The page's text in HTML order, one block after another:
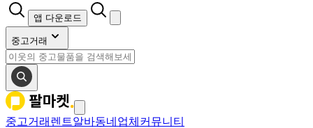
앱 다운로드
중고거래
중고거래 렌트알바동네업체 커뮤니티